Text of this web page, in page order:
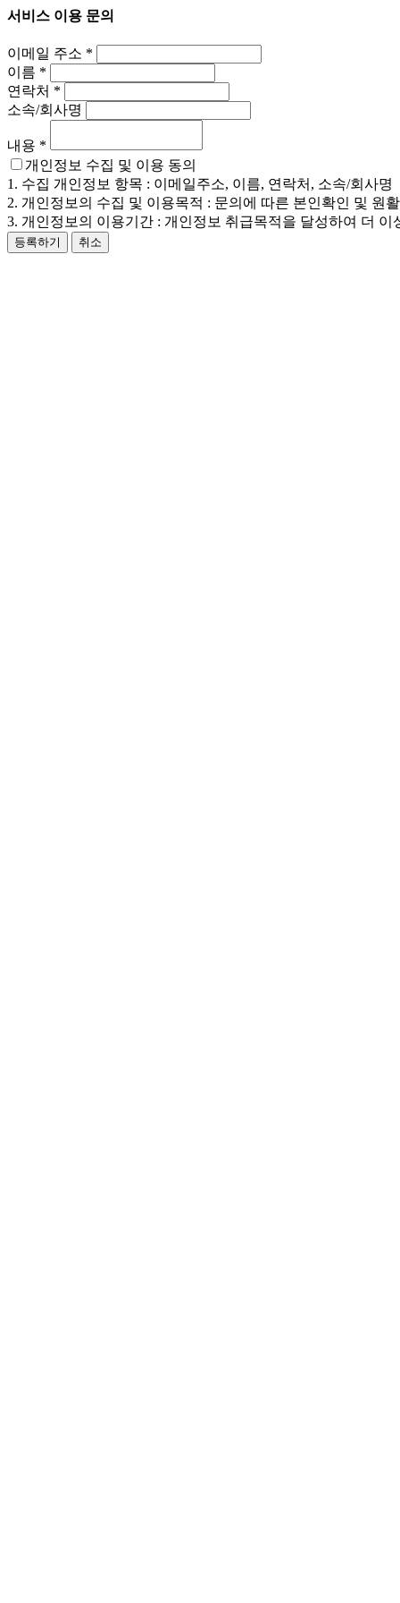
서비스 이용 문의
이메일 주소 *
이름 *
연락처 *
소속/회사명
내용 *
개인정보 수집 및 이용 동의
1. 수집 개인정보 항목 : 이메일주소, 이름, 연락처, 소속/회사명
2. 개인정보의 수집 및 이용목적 : 문의에 따른 본인확인 및 원
3. 개인정보의 이용기간 : 개인정보 취급목적을 달성하여 더
등록하기 취소